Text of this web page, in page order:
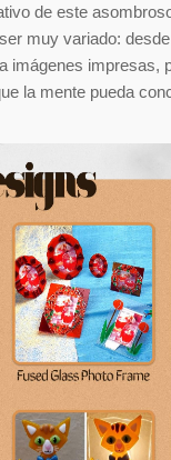
de este
muy variado:
imágenes impresas,
la mente pueda